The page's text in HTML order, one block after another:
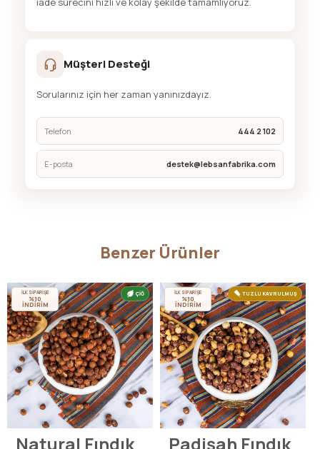
Müşteri Desteği
Sorularınız için her zaman yanınızdayız.
Telefon 444 2 102
E-posta destek@lebsanfabrika.com
Benzer Ürünler
ÇİĞ
İLK SİPARİŞE
%10
İNDİRİM
Natural Fındık
TUZLU KAVRULMUŞ
İLK SİPARİŞE
%10
İNDİRİM
Padişah Fındık